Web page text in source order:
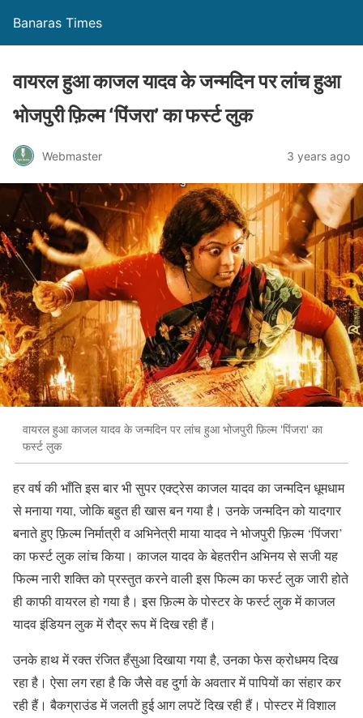
Banaras Times
वायरल हुआ काजल यादव के जन्मदिन पर लांच हुआ
भोजपुरी फ़िल्म ‘पिंजरा’ का फर्स्ट लुक
Webmaster 3 years ago
वायरल हुआ काजल यादव के जन्मदिन पर लांच हुआ भोजपुरी फ़िल्म 'पिंजरा' का
फर्स्ट लुक
हर वर्ष की भाँति इस बार भी सुपर एक्ट्रेस काजल यादव का जन्मदिन धूमधाम
से मनाया गया, जोकि बहुत ही खास बन गया है। उनके जन्मदिन को यादगार
बनाते हुए फ़िल्म निर्मात्री व अभिनेत्री माया यादव ने भोजपुरी फ़िल्म ‘पिंजरा’
का फर्स्ट लुक लांच किया। काजल यादव के बेहतरीन अभिनय से सजी यह
फिल्म नारी शक्ति को प्रस्तुत करने वाली इस फिल्म का फर्स्ट लुक जारी होते
ही काफी वायरल हो गया है। इस फ़िल्म के पोस्टर के फर्स्ट लुक में काजल
यादव इंडियन लुक में रौद्र रूप में दिख रही हैं।
उनके हाथ में रक्त रंजित हँसुआ दिखाया गया है, उनका फेस क्रोधमय दिख
रहा है। ऐसा लग रहा है कि जैसे वह दुर्गा के अवतार में पापियों का संहार कर
रही हैं। बैकग्राउंड में जलती हुई आग लपटें दिख रही हैं। पोस्टर में विशाल